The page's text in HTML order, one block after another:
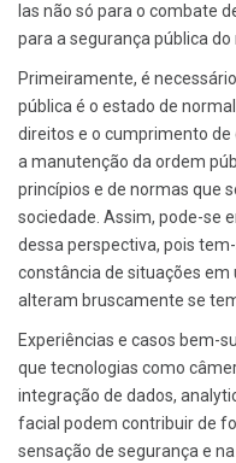
las não só para o combate
para a segurança pública do
Primeiramente, é
pública é o estado de
direitos e o cumprimento
a manutenção da ordem
princípios e de normas que
sociedade. Assim, pode-se
dessa perspectiva, pois
constância de situações em
alteram bruscamente se
Experiências e casos bem-
que tecnologias como
integração de dados,
facial podem contribuir de
sensação de segurança e